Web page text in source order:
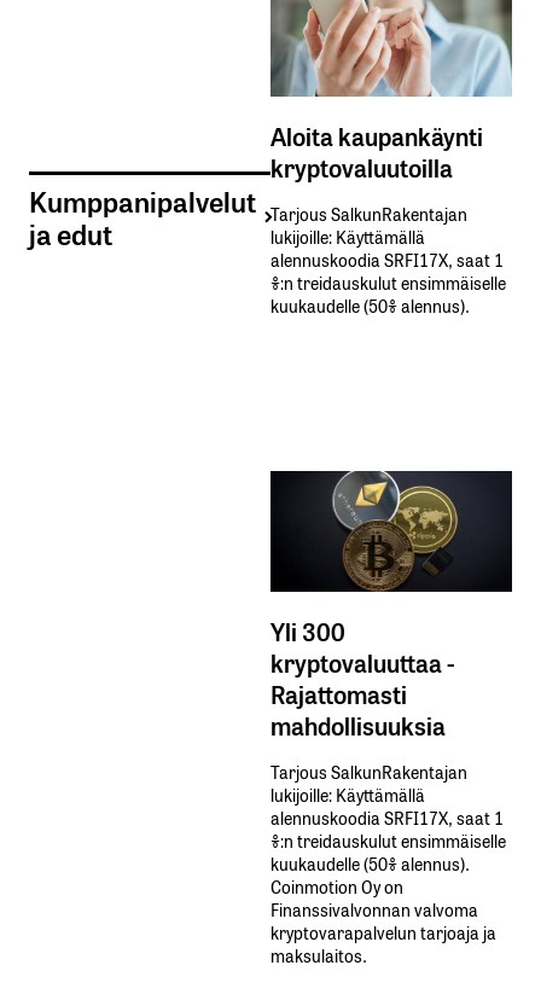
Kumppanipalvelut
ja edut
Aloita kaupankäynti
kryptovaluutoilla
Tarjous SalkunRakentajan
lukijoille: Käyttämällä​ ​
alennuskoodia​ ​SRFI17X,​ ​saat​ ​1
%:n treidauskulut​ ​ensimmäiselle​ ​
kuukaudelle​ ​(50%​ ​alennus).
Yli 300
kryptovaluuttaa -
Rajattomasti
mahdollisuuksia
Tarjous SalkunRakentajan
lukijoille: Käyttämällä​ ​
alennuskoodia​ ​SRFI17X,​ ​saat​ ​1
%:n treidauskulut​ ​ensimmäiselle​ ​
kuukaudelle​ ​(50%​ ​alennus).
Coinmotion Oy on
Finanssivalvonnan valvoma
kryptovarapalvelun tarjoaja ja
maksulaitos.